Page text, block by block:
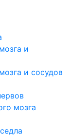
и
и сосудов
мозга